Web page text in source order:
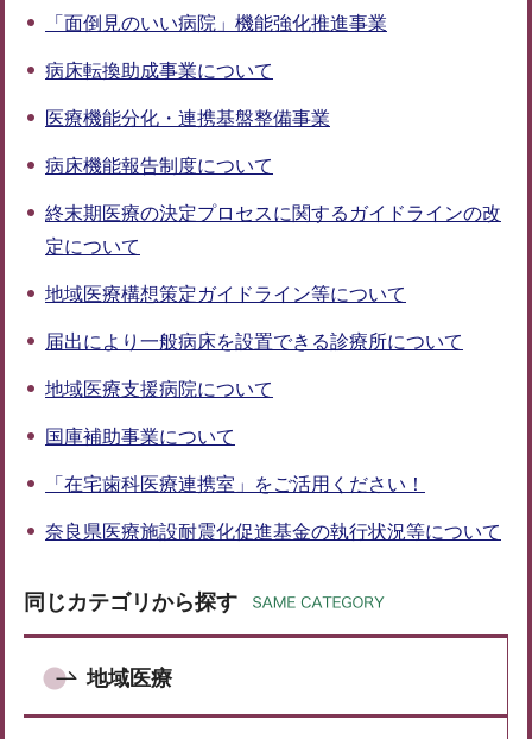
「面倒見のいい病院」機能強化推進事業
病床転換助成事業について
医療機能分化・連携基盤整備事業
病床機能報告制度について
終末期医療の決定プロセスに関するガイドラインの改
定について
地域医療構想策定ガイドライン等について
届出により一般病床を設置できる診療所について
地域医療支援病院について
国庫補助事業について
「在宅歯科医療連携室」をご活用ください！
奈良県医療施設耐震化促進基金の執行状況等について
同じカテゴリから探す
地域医療